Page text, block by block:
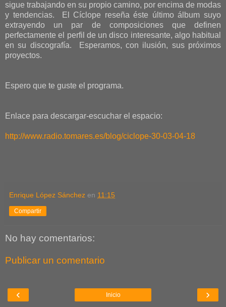
sigue trabajando en su propio camino, por encima de modas
y tendencias. El Cíclope reseña éste último álbum suyo
extrayendo un par de composiciones que definen
perfectamente el perfil de un disco interesante, algo habitual
en su discografía. Esperamos, con ilusión, sus próximos
proyectos.
Espero que te guste el programa.
Enlace para descargar-escuchar el espacio:
http://www.radio.tomares.es/blog/ciclope-30-03-04-18
Enrique López Sánchez en 11:15
Compartir
No hay comentarios:
Publicar un comentario
‹ ›
Inicio